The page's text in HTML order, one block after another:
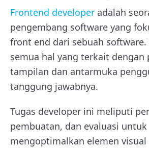
Frontend developer adalah
pengembang software yang
front end dari sebuah software.
semua hal yang terkait dengan
tampilan dan antarmuka
tanggung jawabnya.
Tugas developer ini meliputi
pembuatan, dan evaluasi untuk
mengoptimalkan elemen visual